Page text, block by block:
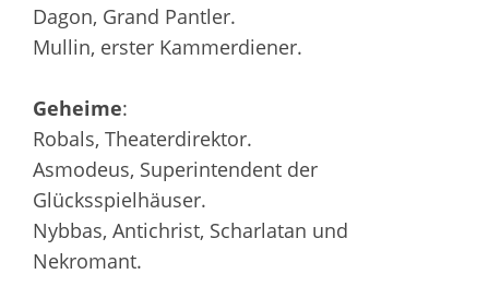
Dagon, Grand Pantler.
Mullin, erster Kammerdiener.
Geheime:
Robals, Theaterdirektor.
Asmodeus, Superintendent der
Glücksspielhäuser.
Nybbas, Antichrist, Scharlatan und
Nekromant.